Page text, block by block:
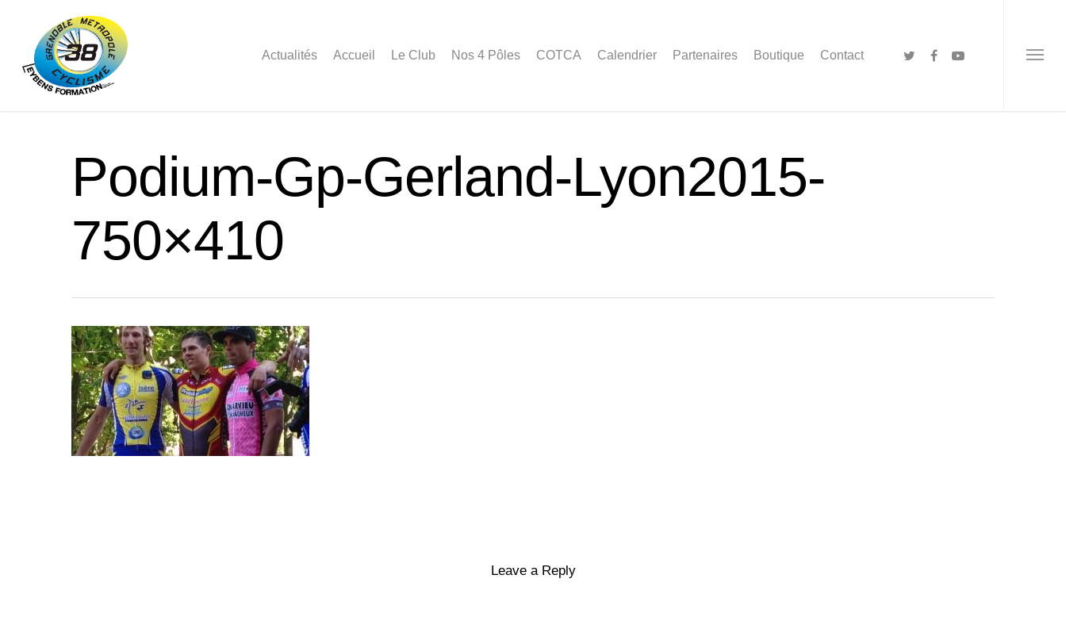
Actualités Accueil Le Club Nos 4 Pôles COTCA Calendrier Partenaires Boutique Contact
Podium-Gp-Gerland-Lyon2015-
750×410
Leave a Reply